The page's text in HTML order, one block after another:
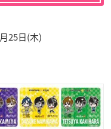
25日(木)